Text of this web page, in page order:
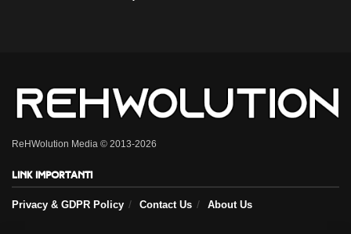
ReHWolution Media © 2013-2026
Link importanti
Privacy & GDPR Policy Contact Us About Us